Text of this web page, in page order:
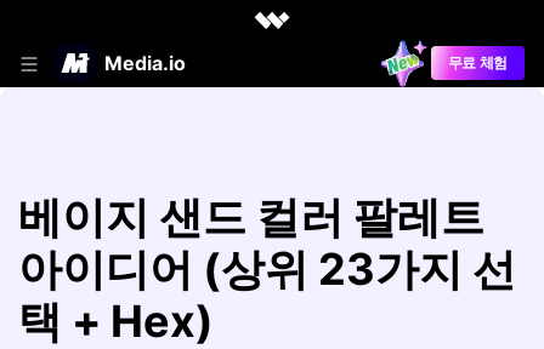
Media.io 무료 체험
베이지 샌드 컬러 팔레트
아이디어 (상위 23가지 선
택 + Hex)